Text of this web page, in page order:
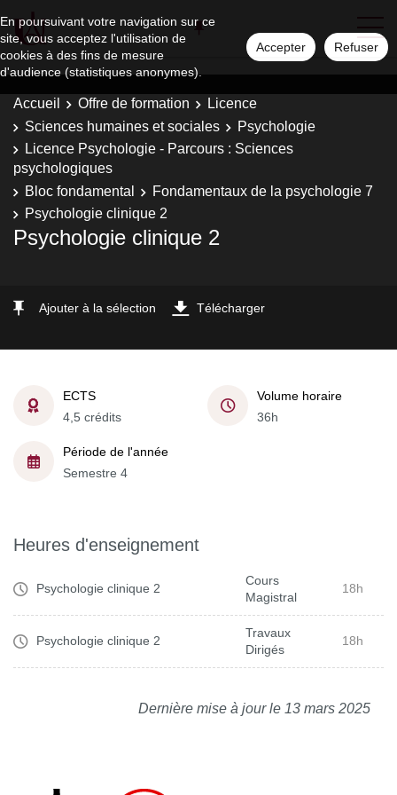
En poursuivant votre navigation sur ce
site, vous acceptez l'utilisation de
cookies à des fins de mesure
d'audience (statistiques anonymes).
Accepter Refuser
Accueil Offre de formation
Licence
Sciences humaines et sociales
Psychologie
Licence Psychologie - Parcours : Sciences
psychologiques
Bloc fondamental
Fondamentaux de la psychologie 7
Psychologie clinique 2
Psychologie clinique 2
Ajouter à la sélection Télécharger
ECTS
4,5 crédits
Volume horaire
36h
Période de l'année
Semestre 4
Heures d'enseignement
Psychologie clinique 2
Cours
Magistral
18h
Psychologie clinique 2
Travaux
Dirigés
18h
Dernière mise à jour le 13 mars 2025